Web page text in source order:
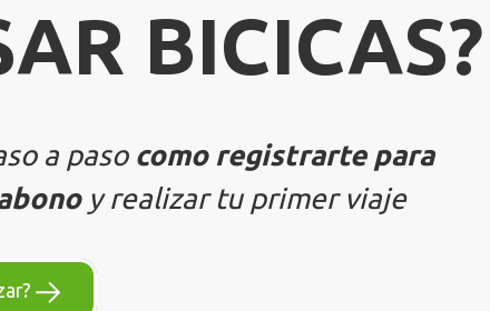
BICICAS?
a paso como registrarte para
y realizar tu primer viaje